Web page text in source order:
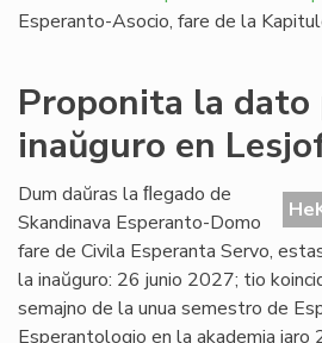
Esperanto-Asocio, fare de la
Proponita la dato
inaŭguro en
Dum daŭras la ﬂegado de
Skandinava Esperanto-Domo
fare de Civila Esperanta Servo,
la inaŭguro: 26 junio 2027; tio
semajno de la unua semestro de
Esperantologio en la akademia jaro